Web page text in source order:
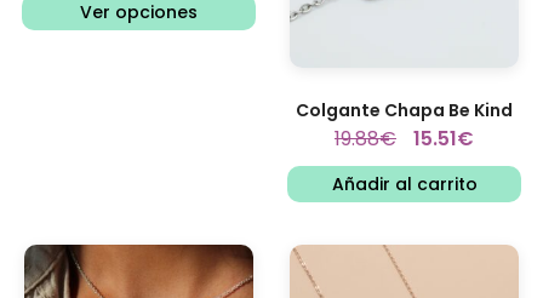
Ver opciones
Colgante Chapa Be Kind
19.88€ 15.51€
Añadir al carrito